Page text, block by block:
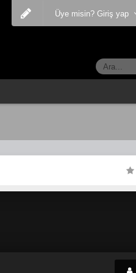
Üye misin? Giriş yap